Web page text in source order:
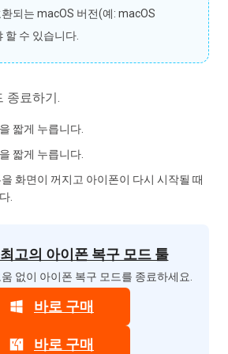
되는 macOS 버전(예: macOS
수 있습니다.
종료하기.
짧게 누릅니다.
짧게 누릅니다.
화면이 꺼지고 아이폰이 다시 시작될 때
.
고의 아이폰 복구 모드 툴
없이 아이폰 복구 모드를 종료하세요.
바로 구매
바로 구매